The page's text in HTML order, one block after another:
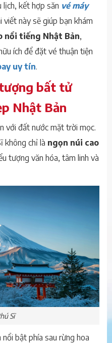
lịch, kết hợp săn vé máy
viết này sẽ giúp bạn khám
nổi tiếng Nhật Bản,
ích để đặt vé thuận tiện
uy tín.
bất tử
Nhật Bản
với đất nước mặt trời mọc.
không chỉ là ngọn núi cao
tượng văn hóa, tâm linh và
Sĩ
nổi bật phía sau rừng hoa